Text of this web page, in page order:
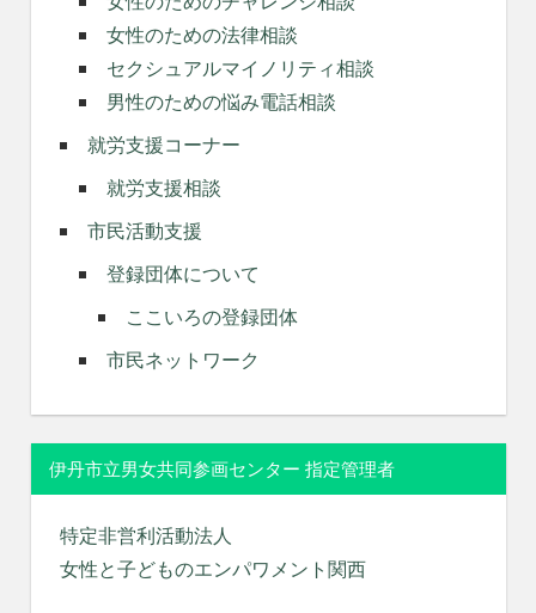
女性のための法律相談
セクシュアルマイノリティ相談
男性のための悩み電話相談
就労支援コーナー
就労支援相談
市民活動支援
登録団体について
ここいろの登録団体
市民ネットワーク
伊丹市立男女共同参画センター 指定管理者
特定非営利活動法人
女性と子どものエンパワメント関西